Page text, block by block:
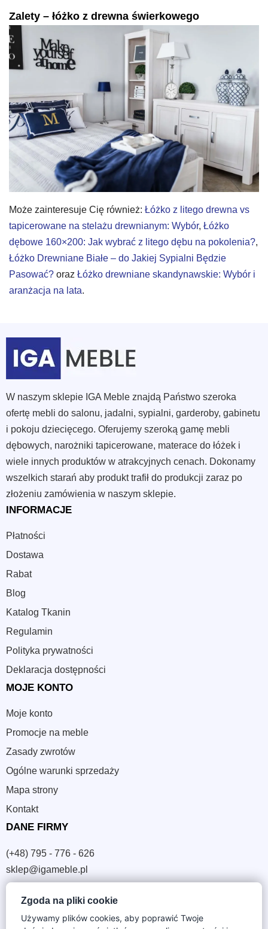
Zalety – łóżko z drewna świerkowego
Może zainteresuje Cię również: Łóżko z litego drewna vs
tapicerowane na stelażu drewnianym: Wybór, Łóżko
dębowe 160×200: Jak wybrać z litego dębu na pokolenia?,
Łóżko Drewniane Białe – do Jakiej Sypialni Będzie
Pasować? oraz Łóżko drewniane skandynawskie: Wybór i
aranżacja na lata.
W naszym sklepie IGA Meble znajdą Państwo szeroka
ofertę mebli do salonu, jadalni, sypialni, garderoby, gabinetu
i pokoju dziecięcego. Oferujemy szeroką gamę mebli
dębowych, narożniki tapicerowane, materace do łóżek i
wiele innych produktów w atrakcyjnych cenach. Dokonamy
wszelkich starań aby produkt trafił do produkcji zaraz po
złożeniu zamówienia w naszym sklepie.
INFORMACJE
Płatności
Dostawa
Rabat
Blog
Katalog Tkanin
Regulamin
Polityka prywatności
Deklaracja dostępności
MOJE KONTO
Moje konto
Promocje na meble
Zasady zwrotów
Ogólne warunki sprzedaży
Mapa strony
Kontakt
DANE FIRMY
(+48) 795 - 776 - 626
sklep@igameble.pl
Sandomierska 4A
37-300 Leżajsk
Zgoda na pliki cookie
Używamy plików cookies, aby poprawić Twoje